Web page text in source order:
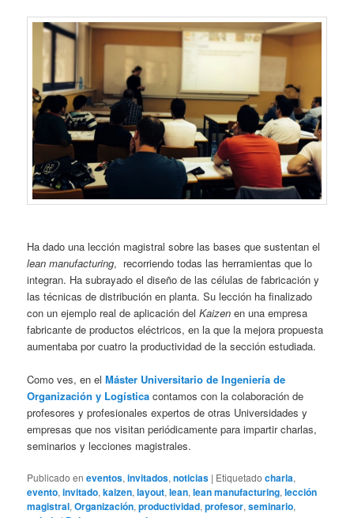
Ha dado una lección magistral sobre las bases que sustentan el
lean manufacturing, recorriendo todas las herramientas que lo
integran. Ha subrayado el diseño de las células de fabricación y
las técnicas de distribución en planta. Su lección ha finalizado
con un ejemplo real de aplicación delKaizen en una empresa
fabricante de productos eléctricos, en la que la mejora propuesta
aumentaba por cuatro la productividad de la sección estudiada.
Como ves, en elMáster Universitario de Ingeniería de
Organización y Logística contamos con la colaboración de
profesores y profesionales expertos de otras Universidades y
empresas que nos visitan periódicamente para impartir charlas,
seminarios y lecciones magistrales.
Publicado en eventos,invitados,noticias | Etiquetado charla,
evento,invitado,kaizen,layout,lean,lean manufacturing,lección
magistral,Organización,productividad,profesor,seminario,